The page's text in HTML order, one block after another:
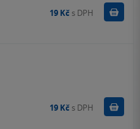
19 Kč s DPH
19 Kč s DPH